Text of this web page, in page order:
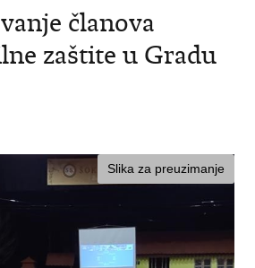
članova
zaštite u Gradu
Slika za preuzimanje